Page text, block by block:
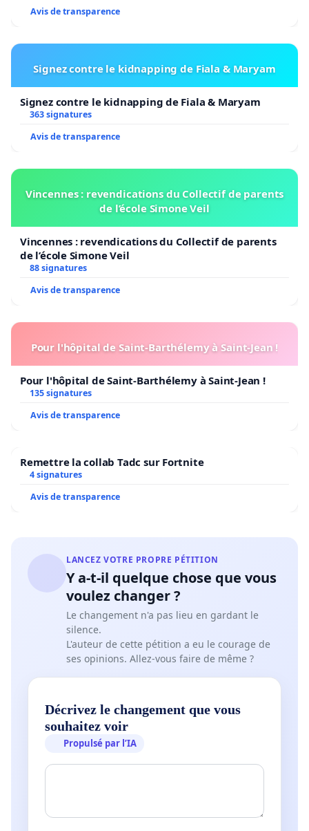
Avis de transparence
Signez contre le kidnapping de Fiala & Maryam
Signez contre le kidnapping de Fiala & Maryam
363 signatures
Avis de transparence
Vincennes : revendications du Collectif de parents
de l’école Simone Veil
Vincennes : revendications du Collectif de parents
de l’école Simone Veil
88 signatures
Avis de transparence
Pour l'hôpital de Saint-Barthélemy à Saint-Jean !
Pour l'hôpital de Saint-Barthélemy à Saint-Jean !
135 signatures
Avis de transparence
Remettre la collab Tadc sur Fortnite
4 signatures
Avis de transparence
LANCEZ VOTRE PROPRE PÉTITION
Y a-t-il quelque chose que vous
voulez changer ?
Le changement n'a pas lieu en gardant le
silence.
L'auteur de cette pétition a eu le courage de
ses opinions. Allez-vous faire de même ?
Décrivez le changement que vous
souhaitez voir
Propulsé par l’IA